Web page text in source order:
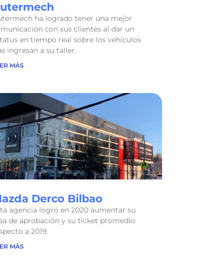
ha logrado tener una mejor
con sus clientes al dar un
en tiempo real sobre los vehículos
ingresan a su taller.
MÁS
Derco Bilbao
agencia logró en 2020 aumentar su
de aprobación y su ticket promedio
a 2019.
MÁS